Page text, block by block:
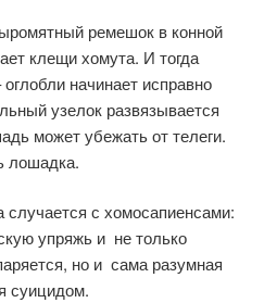
ремешок в конной
клещи хомута. И тогда
начинает исправно
узелок развязывается
может убежать от телеги.
лошадка.
случается с хомосапиенсами:
упряжь и не только
но и сама разумная
суицидом.